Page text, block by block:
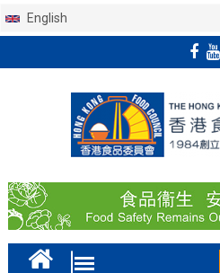
English